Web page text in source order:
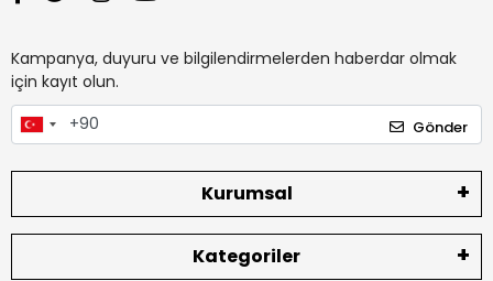
Kampanya, duyuru ve bilgilendirmelerden haberdar olmak
için kayıt olun.
Gönder
Kurumsal
Kategoriler